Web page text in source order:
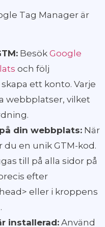
Tag Manager är
Besök Google
och följ
ett konto. Varje
webbplatser, vilket
din webbplats: När
en unik GTM-kod.
till på alla sidor på
efter
eller i kroppens
installerad: Använd